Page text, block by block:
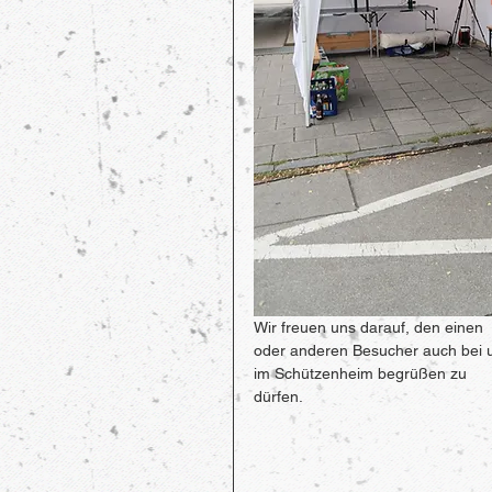
Wir freuen uns darauf, den einen
oder anderen Besucher auch bei
im Schützenheim begrüßen zu
dürfen.